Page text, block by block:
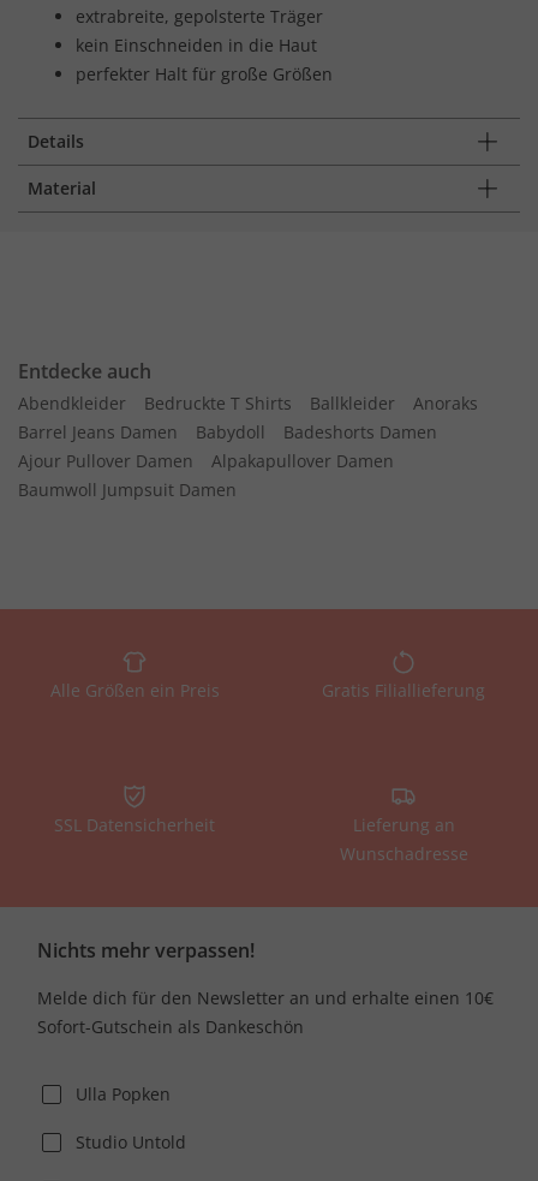
extrabreite, gepolsterte Träger
kein Einschneiden in die Haut
perfekter Halt für große Größen
Details
Material
Entdecke auch
Abendkleider Bedruckte T Shirts Ballkleider
Anoraks
Barrel Jeans Damen
Babydoll
Badeshorts Damen
Ajour Pullover Damen
Alpakapullover Damen
Baumwoll Jumpsuit Damen
Alle Größen ein Preis Gratis Filiallieferung
SSL Datensicherheit
Lieferung an
Wunschadresse
Nichts mehr verpassen!
Melde dich für den Newsletter an und erhalte einen 10€
Sofort-Gutschein als Dankeschön
Ulla Popken
Studio Untold